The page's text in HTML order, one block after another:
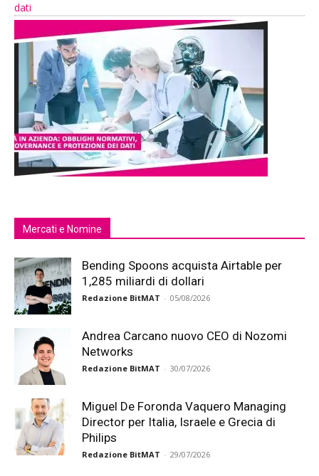
dati
Mercati e Nomine
Bending Spoons acquista Airtable per
1,285 miliardi di dollari
Redazione BitMAT - 05/08/2026
Andrea Carcano nuovo CEO di Nozomi
Networks
Redazione BitMAT - 30/07/2026
Miguel De Foronda Vaquero Managing
Director per Italia, Israele e Grecia di
Philips
Redazione BitMAT - 29/07/2026